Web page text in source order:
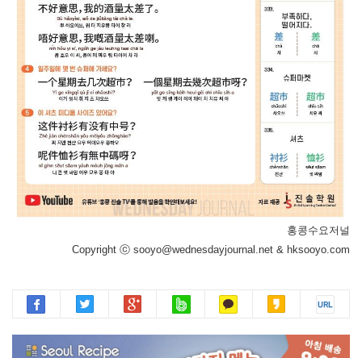
홍콩수요저널
Copyright ⓒ sooyo@wednesdayjournal.net & hksooyo.com